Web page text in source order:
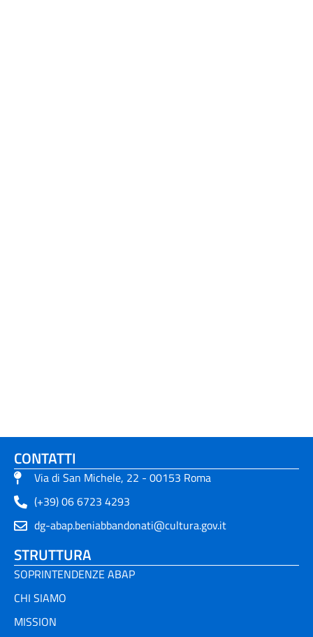
CONTATTI
Via di San Michele, 22 - 00153 Roma
(+39) 06 6723 4293
dg-abap.beniabbandonati@cultura.gov.it
STRUTTURA
SOPRINTENDENZE ABAP
CHI SIAMO
MISSION